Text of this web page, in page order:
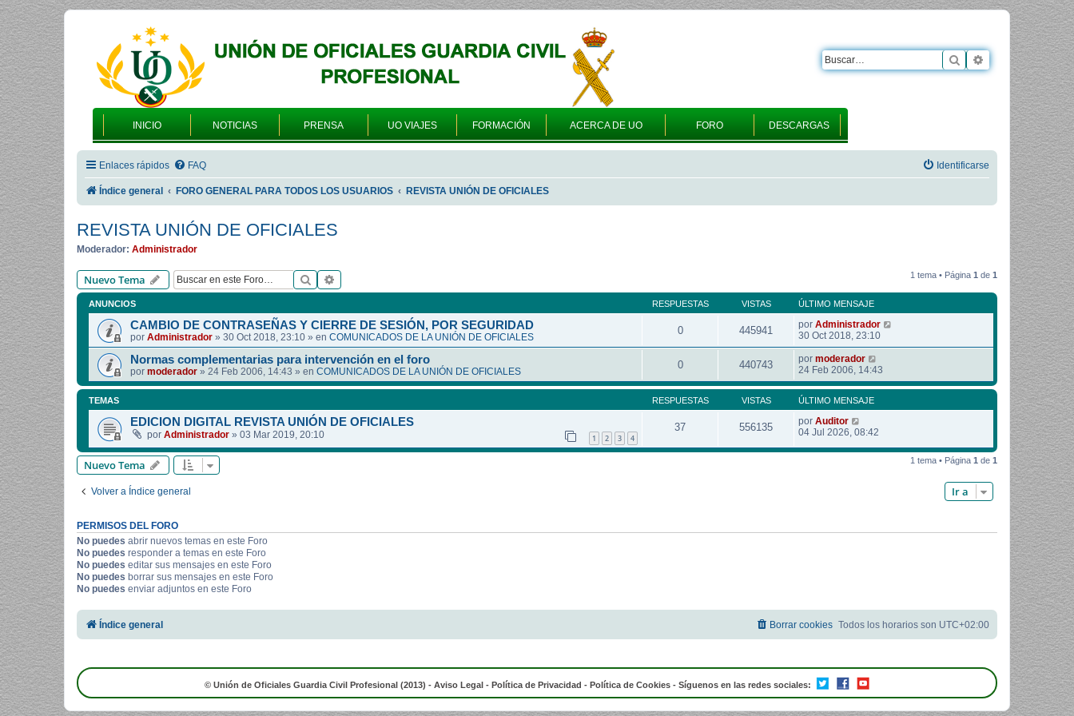
INICIO NOTICIAS PRENSA UO VIAJES FORMACIÓN ACERCA DE UO FORO DESCARGAS
Buscar Búsqueda
Enlaces rápidos FAQ Identificarse
Índice general FORO GENERAL PARA TODOS LOS USUARIOS REVISTA UNIÓN DE OFICIALES
REVISTA UNIÓN DE OFICIALES
Moderador: Administrador
Nuevo Tema Buscar 1 tema • Página 1 de 1
ANUNCIOS RESPUESTAS VISTAS ÚLTIMO MENSAJE
CAMBIO DE CONTRASEÑAS Y CIERRE DE SESIÓN, POR SEGURIDAD
por Administrador » 30 Oct 2018, 23:10 » en COMUNICADOS DE LA UNIÓN DE OFICIALES
0 445941 por Administrador
30 Oct 2018, 23:10
Normas complementarias para intervención en el foro
por moderador » 24 Feb 2006, 14:43 » en COMUNICADOS DE LA UNIÓN DE OFICIALES
0 440743 por moderador
24 Feb 2006, 14:43
TEMAS RESPUESTAS VISTAS ÚLTIMO MENSAJE
EDICION DIGITAL REVISTA UNIÓN DE OFICIALES
por Administrador » 03 Mar 2019, 20:10 1 2 3 4
37 556135 por Auditor
04 Jul 2026, 08:42
Nuevo Tema 1 tema • Página 1 de 1
Volver a Índice general Ir a
PERMISOS DEL FORO
No puedes abrir nuevos temas en este Foro
No puedes responder a temas en este Foro
No puedes editar sus mensajes en este Foro
No puedes borrar sus mensajes en este Foro
No puedes enviar adjuntos en este Foro
Índice general Todos los horarios son UTC+02:00
Borrar cookies
© Unión de Oficiales Guardia Civil Profesional (2013) - Aviso Legal - Política de Privacidad - Política de Cookies - Síguenos en las redes sociales: